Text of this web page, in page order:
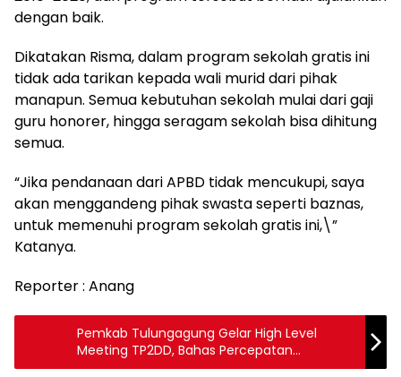
dengan baik.
Dikatakan Risma, dalam program sekolah gratis ini
tidak ada tarikan kepada wali murid dari pihak
manapun. Semua kebutuhan sekolah mulai dari gaji
guru honorer, hingga seragam sekolah bisa dihitung
semua.
“Jika pendanaan dari APBD tidak mencukupi, saya
akan menggandeng pihak swasta seperti baznas,
untuk memenuhi program sekolah gratis ini,\”
Katanya.
Reporter : Anang
Pemkab Tulungagung Gelar High Level
Meeting TP2DD, Bahas Percepatan
Digitalisasi Daerah